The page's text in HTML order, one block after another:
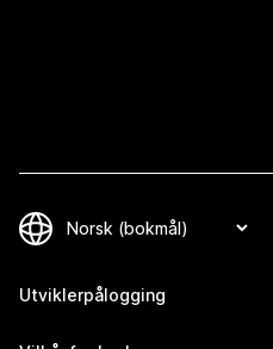
Utviklerpålogging